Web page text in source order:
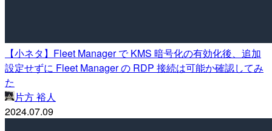
【小ネタ】Fleet Manager で KMS 暗号化の有効化後、追加
設定せずに Fleet Manager の RDP 接続は可能か確認してみ
た
片方 裕人
2024.07.09